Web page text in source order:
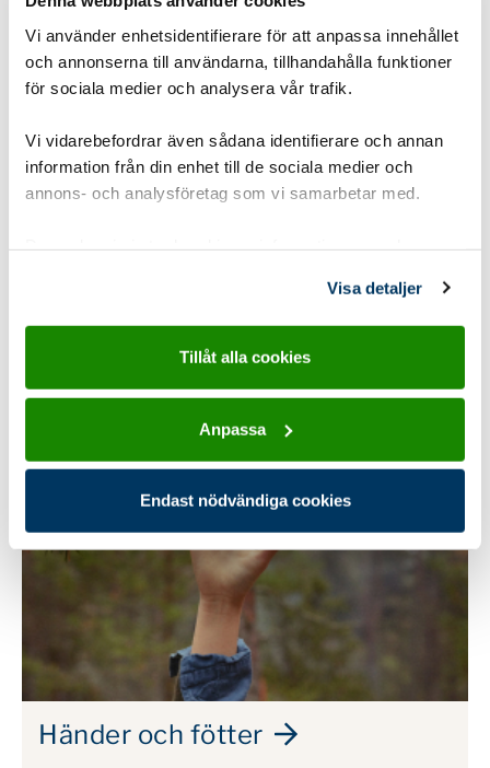
Vi använder enhetsidentifierare för att anpassa innehållet
och annonserna till användarna, tillhandahålla funktioner
för sociala medier och analysera vår trafik.
Vi vidarebefordrar även sådana identifierare och annan
information från din enhet till de sociala medier och
annons- och analysföretag som vi samarbetar med.
samlat in när du har använt deras tjänster.
Visa detaljer
Tillåt alla cookies
Anpassa
Endast nödvändiga cookies
För att scouterna ska få testa på saker i en ny miljö.
Det finns många enkla sätt att baka, även utan
ugn.
Åldersgrupp: 8-10 år Spårarscout,10-12 år
Upptäckarscout,12-15 år Äventyrarscout
Friluftsliv land,Hajk och läger,Matlagning
Utomhus
Händer och fötter